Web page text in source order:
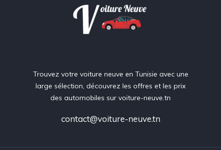
Trouvez votre voiture neuve en Tunisie avec une
large sélection, découvrez les offres et les prix
des automobiles sur voiture-neuve.tn
contact@voiture-neuve.tn